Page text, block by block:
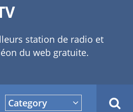
station de radio et
du web gratuite.
Category